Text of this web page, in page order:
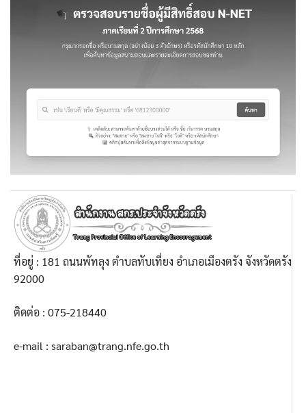
ที่อยู่ : 181 ถนนพัทลุง ตำบลทับเที่ยง อำเภอเมืองตรัง จังหวัดตรัง
92000
ติดต่อ : 075-218440
e-mail : saraban@trang.nfe.go.th